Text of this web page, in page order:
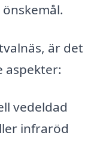
är det
aspekter:
vedeldad
infraröd